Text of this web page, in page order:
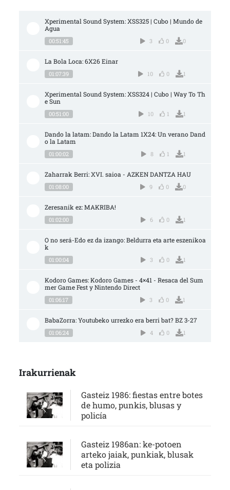
Xperimental Sound System: XSS325 | Cubo | Mundo de
Agua
00:51:45 3 0 0
La Bola Loca: 6X26 Einar
01:07:39 10 0 1
Xperimental Sound System: XSS324 | Cubo | Way To Th
e Sun
00:51:00 10 1 1
Dando la latam: Dando la Latam 1X24: Un verano Dand
o la Latam
01:00:02 8 1 1
Zaharrak Berri: XVI. saioa - AZKEN DANTZA HAU
01:08:00 9 0 0
Zeresanik ez: MAKRIBA!
01:02:00 6 0 1
O no será-Edo ez da izango: Beldurra eta arte eszenikoa
k
01:00:04 3 0 1
Kodoro Games: Kodoro Games - 4×41 - Resaca del Sum
mer Game Fest y Nintendo Direct
01:06:17 3 0 1
BabaZorra: Youtubeko urrezko era berri bat? BZ 3-27
01:06:24 4 0 1
Irakurrienak
Gasteiz 1986: fiestas entre botes
de humo, punkis, blusas y
policía
Gasteiz 1986an: ke-potoen
arteko jaiak, punkiak, blusak
eta polizia